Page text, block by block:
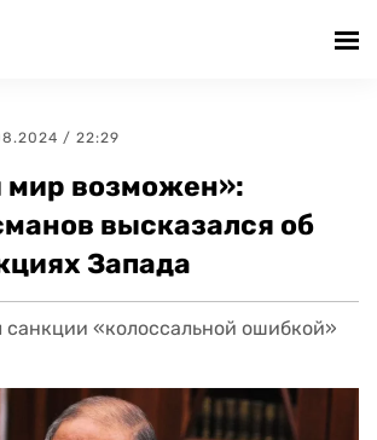
/ 22:29
возможен»:
высказался об
Запада
санкции «колоссальной ошибкой»